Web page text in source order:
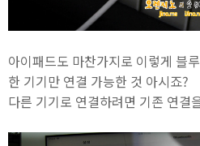
아이패드도 마찬가지로 이렇게 블
한 기기만 연결 가능한 것 아시죠?
다른 기기로 연결하려면 기존 연결